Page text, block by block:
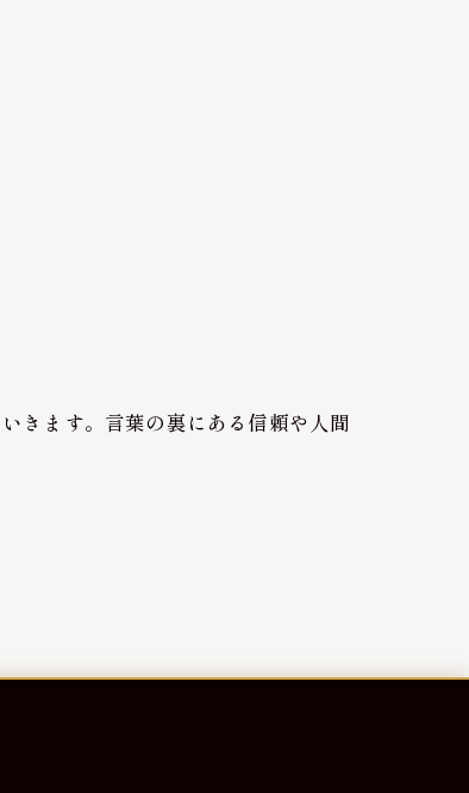
きます。言葉の裏にある信頼や人間